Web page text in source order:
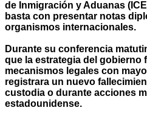
de Inmigración y Aduanas
basta con presentar notas
organismos internacionales.
Durante su conferencia
que la estrategia del gobierno
mecanismos legales con
registrara un nuevo
custodia o durante acciones
estadounidense.